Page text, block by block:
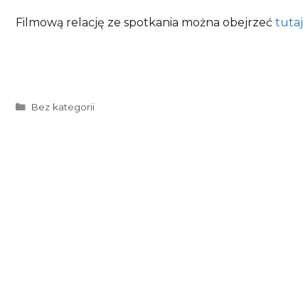
Filmową relację ze spotkania można obejrzeć tutaj
Kategorie
Bez kategorii